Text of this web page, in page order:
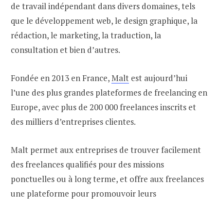
de travail indépendant dans divers domaines, tels
que le développement web, le design graphique, la
rédaction, le marketing, la traduction, la
consultation et bien d’autres.
Fondée en 2013 en France,Malt est aujourd’hui
l’une des plus grandes plateformes de freelancing en
Europe, avec plus de 200 000 freelances inscrits et
des milliers d’entreprises clientes.
Malt permet aux entreprises de trouver facilement
des freelances qualifiés pour des missions
ponctuelles ou à long terme, et offre aux freelances
une plateforme pour promouvoir leurs